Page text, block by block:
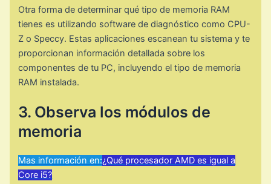
Otra forma de determinar qué tipo de memoria RAM
tienes es utilizando software de diagnóstico como CPU-
Z o Speccy. Estas aplicaciones escanean tu sistema y te
proporcionan información detallada sobre los
componentes de tu PC, incluyendo el tipo de memoria
RAM instalada.
3. Observa los módulos de
memoria
Mas información en:¿Qué procesador AMD es igual a
Core i5?